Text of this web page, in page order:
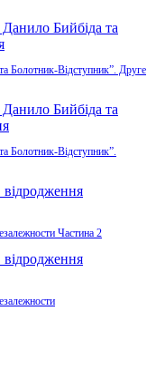
Болотник-Відступник”. Друге
Болотник-Відступник”.
Частина 2